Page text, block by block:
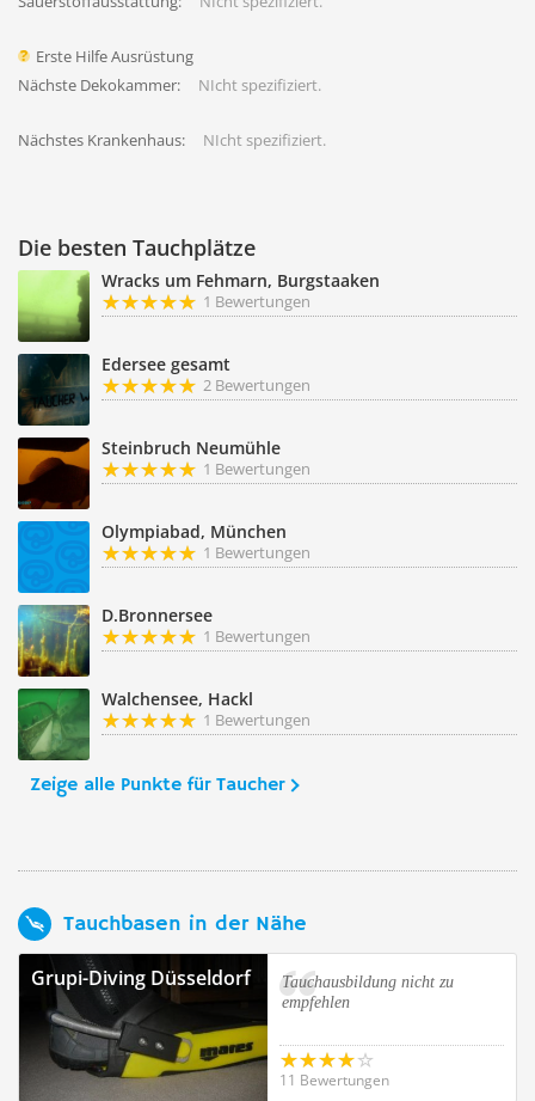
Erste Hilfe Ausrüstung
Nächste Dekokammer:
NIcht spezifiziert.
Nächstes Krankenhaus: NIcht spezifiziert.
Die besten Tauchplätze
Wracks um Fehmarn, Burgstaaken
1 Bewertungen
Edersee gesamt
2 Bewertungen
Steinbruch Neumühle
1 Bewertungen
Olympiabad, München
1 Bewertungen
D.Bronnersee
1 Bewertungen
Walchensee, Hackl
1 Bewertungen
Zeige alle Punkte für Taucher
Tauchbasen in der Nähe
Grupi-Diving Düsseldorf
Tauchausbildung nicht zu
empfehlen
11 Bewertungen